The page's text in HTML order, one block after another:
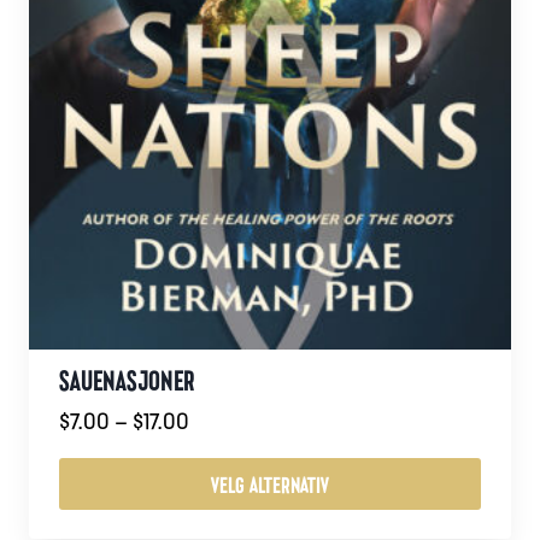
SAUENASJONER
$7.00 – $17.00Prisområde:
$17.00
VELG ALTERNATIV